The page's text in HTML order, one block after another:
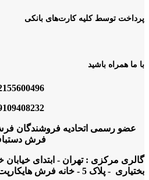
پرداخت توسط کلیه کارت‌های بانکی
با ما همراه باشید
عضو رسمی اتحادیه فروشندگان
فرش
گالری مرکزی : تهران - ابتدای
بختیاری - پلاک 5 - خانه فرش هایکارپت